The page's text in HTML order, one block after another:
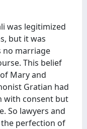
was legitimized
but it was
no marriage
This belief
Mary and
Gratian had
with consent but
So lawyers and
perfection of